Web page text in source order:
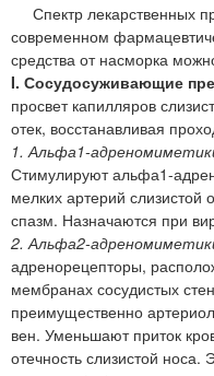
Спектр лекарственных
современном
средства от насморка
I. Сосудосуживающие
просвет капилляров
отек, восстанавливая
1. Альфа1-
Стимулируют альфа1-
мелких артерий слизистой
спазм. Назначаются при
2. Альфа2-
адренорецепторы,
мембранах сосудистых
преимущественно
вен. Уменьшают приток
отечность слизистой